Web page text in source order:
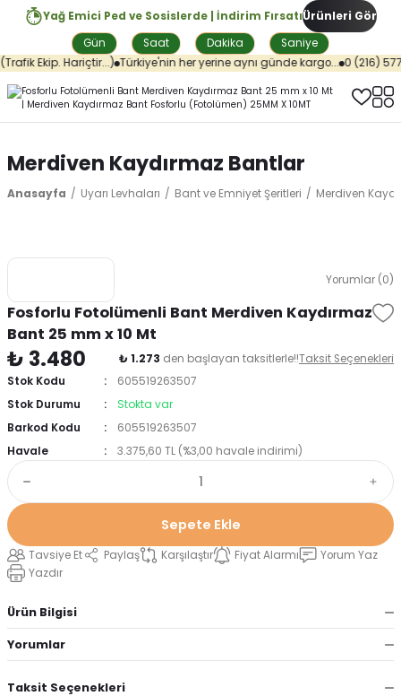
Yağ Emici Ped ve Sosislerde | İndirim Fırsatı
Gün
Saat Dakika Saniye
Ürünleri Gör
Ekip. Hariçtir...) Türkiye'nin her yerine aynı günde kargo... 0 (216) 577
Merdiven Kaydırmaz Bantlar
Anasayfa Uyarı Levhaları Bant ve Emniyet Şeritleri Merdiven
Yorumlar (0)
Fosforlu Fotolümenli Bant Merdiven Kaydırmaz
Bant 25 mm x 10 Mt
₺ 3.480 ₺ 1.273 den başlayan taksitlerle!!Taksit Seçenekleri
Stok Kodu
605519263507
Stok Durumu
Stokta var
Barkod Kodu
605519263507
Havale
3.375,60 TL (%3,00 havale indirimi)
Sepete Ekle
Tavsiye Et Paylaş Karşılaştır Fiyat Alarmı
Yorum Yaz
Yazdır
Ürün Bilgisi
Yorumlar
Taksit Seçenekleri